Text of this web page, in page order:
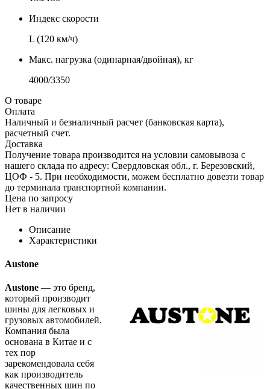
Индекс скорости
L (120 км/ч)
Макс. нагрузка (одинарная/двойная), кг
4000/3350
О товаре
Оплата
Наличный и безналичный расчет (банковская карта),
расчетный счет.
Доставка
Получение товара производится на условии самовывоза с
нашего склада по адресу: Свердловская обл., г. Березовский,
ЦОФ - 5. При необходимости, можем бесплатно довезти товар
до терминала транспортной компании.
Цена по запросу
Нет в наличии
Описание
Характеристики
Austone
Austone — это бренд,
который производит
шины для легковых и
грузовых автомобилей.
Компания была
основана в Китае и с
тех пор
зарекомендовала себя
как производитель
качественных шин по